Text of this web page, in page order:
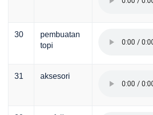
30
pembuatan
topi
31 aksesori